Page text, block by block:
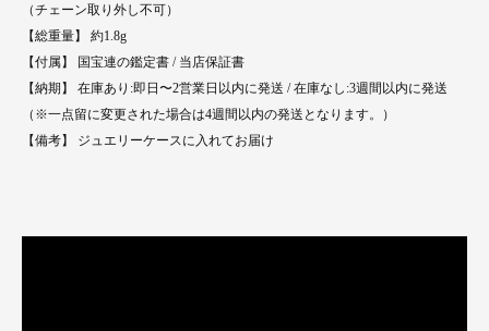
（チェーン取り外し不可）
【総重量】 約1.8g
【付属】 国宝連の鑑定書 / 当店保証書
【納期】 在庫あり:即日〜2営業日以内に発送 / 在庫なし:3週間以内に発送
（※一点留に変更された場合は4週間以内の発送となります。）
【備考】 ジュエリーケースに入れてお届け